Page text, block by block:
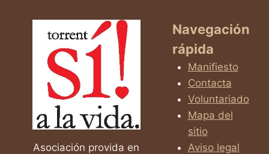
CINEFÓRUM:
UNA
REFLEXIÓN
SOBRE
EL
ABORTO
EN
EE.UU.
Asociación provida en
Navegación
rápida
Manifiesto
Contacta
Voluntariado
Mapa del
sitio
Aviso legal